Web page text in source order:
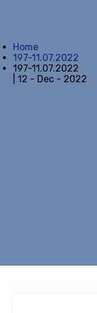
Home
197-11.07.2022
197-11.07.2022
| 12 - Dec - 2022